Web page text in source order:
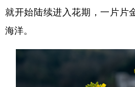
就开始陆续进入花期，一片片
海洋。